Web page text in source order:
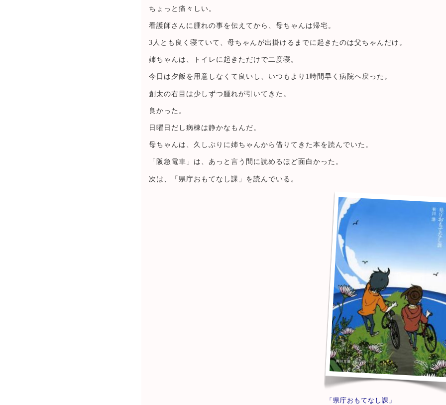
ちょっと痛々しい。
看護師さんに腫れの事を伝えてから、母ちゃんは帰宅。
3人とも良く寝ていて、母ちゃんが出掛けるまでに起きたのは父ちゃんだけ。
姉ちゃんは、トイレに起きただけで二度寝。
今日は夕飯を用意しなくて良いし、いつもより1時間早く病院へ戻った。
創太の右目は少しずつ腫れが引いてきた。
良かった。
日曜日だし病棟は静かなもんだ。
母ちゃんは、久しぶりに姉ちゃんから借りてきた本を読んでいた。
「阪急電車」は、あっと言う間に読めるほど面白かった。
次は、「県庁おもてなし課」を読んでいる。
「県庁おもてなし課」